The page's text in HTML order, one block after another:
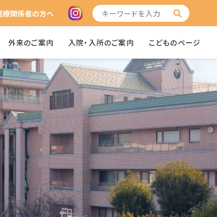
療関係者の方へ
外来のご案内 入院・入所のご案内 こどものページ